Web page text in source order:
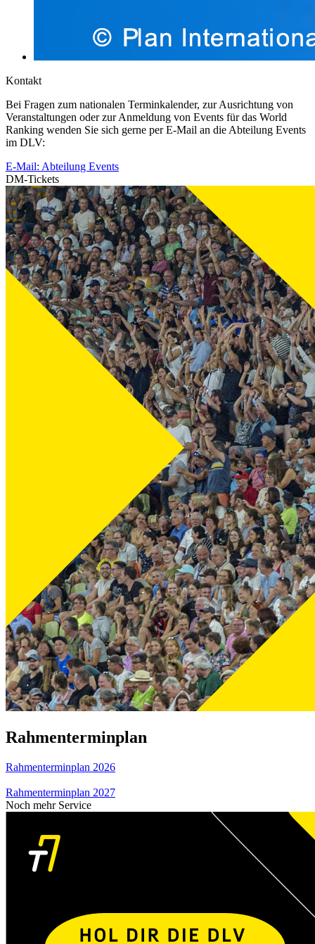
Kontakt
Bei Fragen zum nationalen Terminkalender, zur Ausrichtung von
Veranstaltungen oder zur Anmeldung von Events für das World
Ranking wenden Sie sich gerne per E-Mail an die Abteilung Events
im DLV:
E-Mail: Abteilung Events
DM-Tickets
Rahmenterminplan
Rahmenterminplan 2026
Rahmenterminplan 2027
Noch mehr Service